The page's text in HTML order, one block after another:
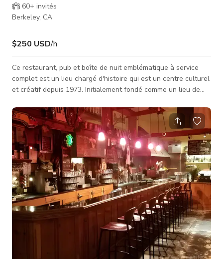
60+ invités
Berkeley, CA
$250 USD/h
Ce restaurant, pub et boîte de nuit emblématique à service
complet est un lieu chargé d'histoire qui est un centre culturel
et créatif depuis 1973. Initialement fondé comme un lieu de
imprégné de l'esprit de protestation, de performance et de vie
de pub. Le lieu présente une ambiance chaleureuse de pub
irlandais avec une décoration traditionnelle, une cuisine
entièrement équipée, un bar complet et plusieurs zones de
divertiss